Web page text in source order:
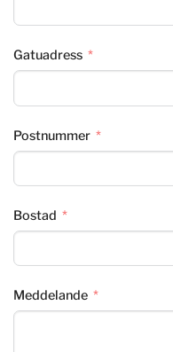
Gatuadress
Postnummer
Bostad
Meddelande